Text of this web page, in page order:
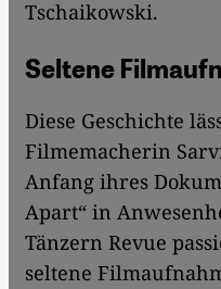
Tschaikowski.
Seltene
Diese Geschichte
Filmemacherin
Anfang ihres
Apart“ in
Tänzern Revue
seltene